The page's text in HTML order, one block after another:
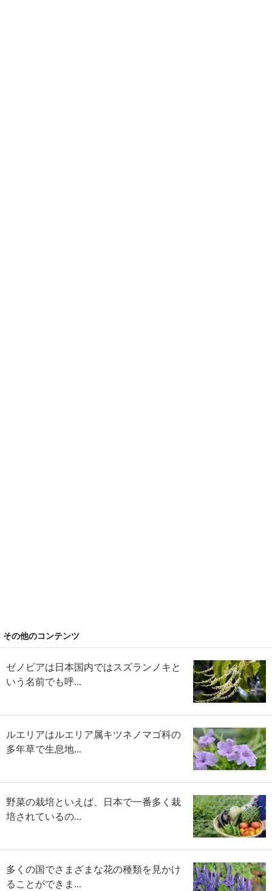
その他のコンテンツ
ゼノビアは日本国内ではスズランノキと
いう名前でも呼...
ルエリアはルエリア属キツネノマゴ科の
多年草で生息地...
野菜の栽培といえば、日本で一番多く栽
培されているの...
多くの国でさまざまな花の種類を見かけ
ることができま...